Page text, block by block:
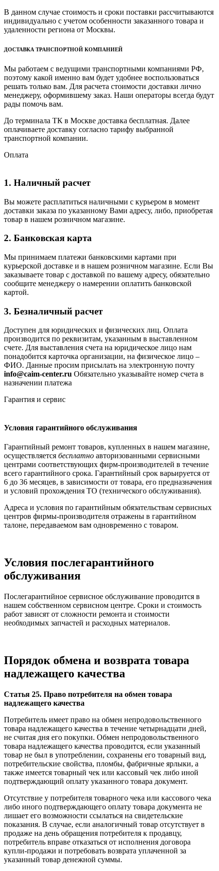
В данном случае стоимость и сроки поставки рассчитываются
индивидуально с учетом особенности заказанного товара и
удаленности региона от Москвы.
ДОСТАВКА ТРАНСПОРТНОЙ КОМПАНИЕЙ
Мы работаем с ведущими транспортными компаниями РФ,
поэтому какой именно вам будет удобнее воспользоваться
решать только вам. Для расчета стоимости доставки лично
менеджеру, оформившему заказ. Наши операторы всегда будут
рады помочь вам.
До терминала ТК в Москве доставка бесплатная. Далее
оплачиваете доставку согласно тарифу выбранной
транспортной компании.
Оплата
1. Наличный расчет
Вы можете расплатиться наличными с курьером в момент
доставки заказа по указанному Вами адресу, либо, приобретая
товар в нашем розничном магазине.
2. Банковская карта
Мы принимаем платежи банковскими картами при
курьерской доставке и в нашем розничном магазине. Если Вы
заказываете товар с доставкой по вашему адресу, обязательно
сообщите менеджеру о намерении оплатить банковской
картой.
3. Безналичный расчет
Доступен для юридических и физических лиц. Оплата
производится по реквизитам, указанным в выставленном
счете. Для выставления счета на юридическое лицо нам
понадобится карточка организации, на физическое лицо –
ФИО. Данные просим присылать на электронную почту
info@caim-center.ru Обязательно указывайте номер счета в
назначении платежа
Гарантия и сервис
Условия гарантийного обслуживания
Гарантийный ремонт товаров, купленных в нашем магазине,
осуществляется бесплатно авторизованными сервисными
центрами соответствующих фирм-производителей в течение
всего гарантийного срока. Гарантийный срок варьируется от
6 до 36 месяцев, в зависимости от товара, его предназначения
и условий прохождения ТО (технического обслуживания).
Адреса и условия по гарантийным обязательствам сервисных
центров фирмы-производителя отражены в гарантийном
талоне, передаваемом вам одновременно с товаром.
Условия послегарантийного
обслуживания
Послегарантийное сервисное обслуживание проводится в
нашем собственном сервисном центре. Сроки и стоимость
работ зависят от сложности ремонта и стоимости
необходимых запчастей и расходных материалов.
Порядок обмена и возврата товара
надлежащего качества
Статья 25. Право потребителя на обмен товара
надлежащего качества
Потребитель имеет право на обмен непродовольственного
товара надлежащего качества в течение четырнадцати дней,
не считая дня его покупки. Обмен непродовольственного
товара надлежащего качества проводится, если указанный
товар не был в употреблении, сохранены его товарный вид,
потребительские свойства, пломбы, фабричные ярлыки, а
также имеется товарный чек или кассовый чек либо иной
подтверждающий оплату указанного товара документ.
Отсутствие у потребителя товарного чека или кассового чека
либо иного подтверждающего оплату товара документа не
лишает его возможности ссылаться на свидетельские
показания. В случае, если аналогичный товар отсутствует в
продаже на день обращения потребителя к продавцу,
потребитель вправе отказаться от исполнения договора
купли-продажи и потребовать возврата уплаченной за
указанный товар денежной суммы.